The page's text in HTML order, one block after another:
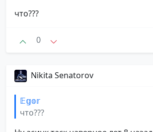
что???
0
Nikita Senatorov
𝔼𝕘𝕠𝕣
что???